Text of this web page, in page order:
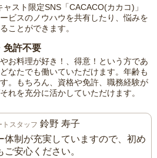
ャスト限定SNS「CACACO(カカコ)」
ビスのノウハウを共有したり、悩みを
ことができます。
免許不要
お料理が好き！、得意！という方であ
なたでも働いていただけます。年齢も
。もちろん、資格や免許、職務経験が
れを充分に活かしていただけます。
トスタッフ 鈴野 寿子
体制が充実していますので、初め
ご安心ください。